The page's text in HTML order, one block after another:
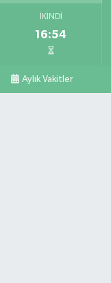
İKINDI
16:54
Aylık Vakitler